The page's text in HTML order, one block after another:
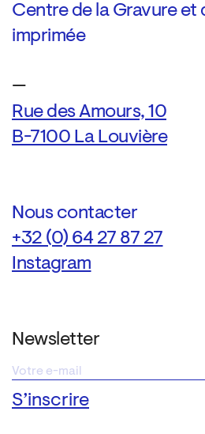
Centre de la Gravure et
imprimée
—
Rue des Amours, 10
B-7100 La Louvière
Nous contacter
+32 (0) 64 27 87 27
Instagram
Newsletter